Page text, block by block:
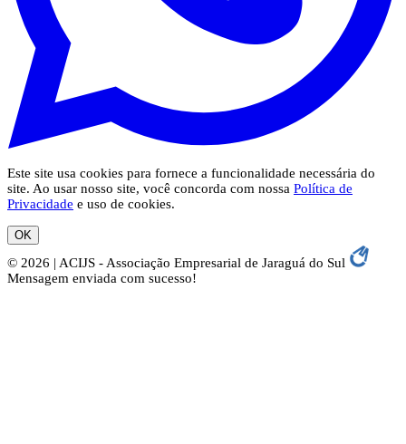
Este site usa cookies para fornece a funcionalidade necessária do
site. Ao usar nosso site, você concorda com nossa Política de
Privacidade e uso de cookies.
OK
© 2026 | ACIJS - Associação Empresarial de Jaraguá do Sul
Mensagem enviada com sucesso!